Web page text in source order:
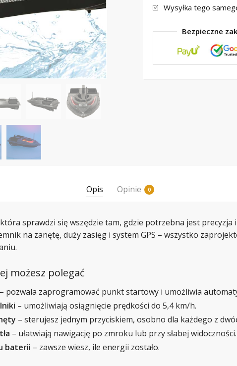
Wysyłka tego
Bezpieczne
Opis Opinie 0
która sprawdzi się wszędzie tam, gdzie potrzebna jest precyzja
na zanętę, duży zasięg i system GPS – wszystko
możesz polegać
– pozwala zaprogramować punkt startowy i umożliwia
– umożliwiają osiągnięcie prędkości do 5,4 km/h.
– sterujesz jednym przyciskiem, osobno dla każdego z
– ułatwiają nawigację po zmroku lub przy słabej widoczności.
baterii – zawsze wiesz, ile energii zostało.